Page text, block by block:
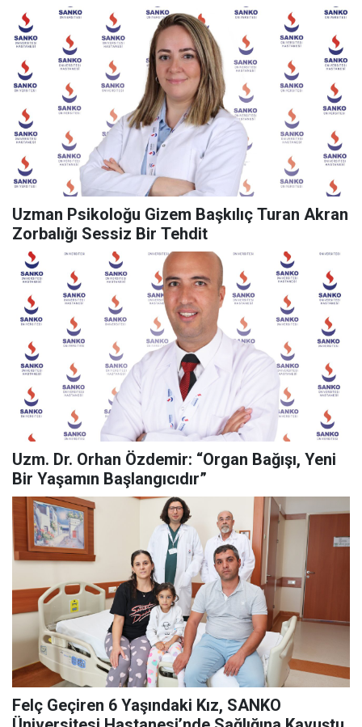
Uzman Psikoloğu Gizem Başkılıç Turan Akran
Zorbalığı Sessiz Bir Tehdit
Uzm. Dr. Orhan Özdemir: “Organ Bağışı, Yeni
Bir Yaşamın Başlangıcıdır”
Felç Geçiren 6 Yaşındaki Kız, SANKO